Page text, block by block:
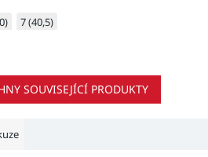
7 (40,5)
SOUVISEJÍCÍ PRODUKTY